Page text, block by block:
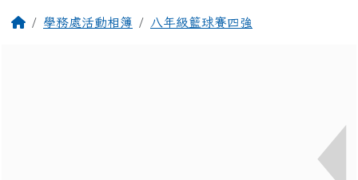
回首頁學務處活動相簿 八年級籃球賽四強